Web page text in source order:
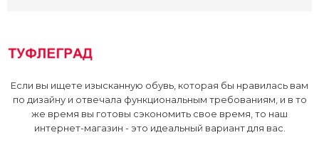
Если вы ищете изысканную обувь, которая бы нравилась вам
по дизайну и отвечала функциональным требованиям, и в то
же время вы готовы сэкономить свое время, то наш
интернет-магазин - это идеальный вариант для вас.